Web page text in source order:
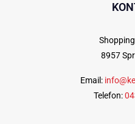
8957
Email:
Telefon: